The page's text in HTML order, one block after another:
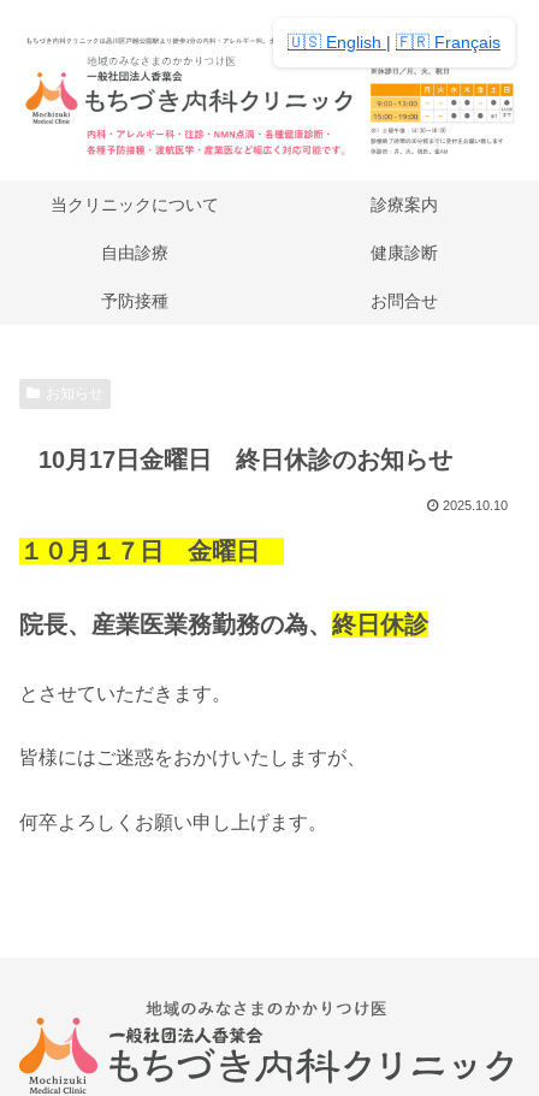
🇺🇸 English | 🇫🇷 Français
当クリニックについて 診療案内
自由診療 健康診断
予防接種 お問合せ
お知らせ
10月17日金曜日 終日休診のお知らせ
2025.10.10
１０月１７日 金曜日
院長、産業医業務勤務の為、 終日休診
とさせていただきます。
皆様にはご迷惑をおかけいたしますが、
何卒よろしくお願い申し上げます。